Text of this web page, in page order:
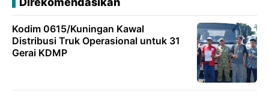
Kodim 0615/Kuningan Kawal
Distribusi Truk Operasional untuk 31
Gerai KDMP